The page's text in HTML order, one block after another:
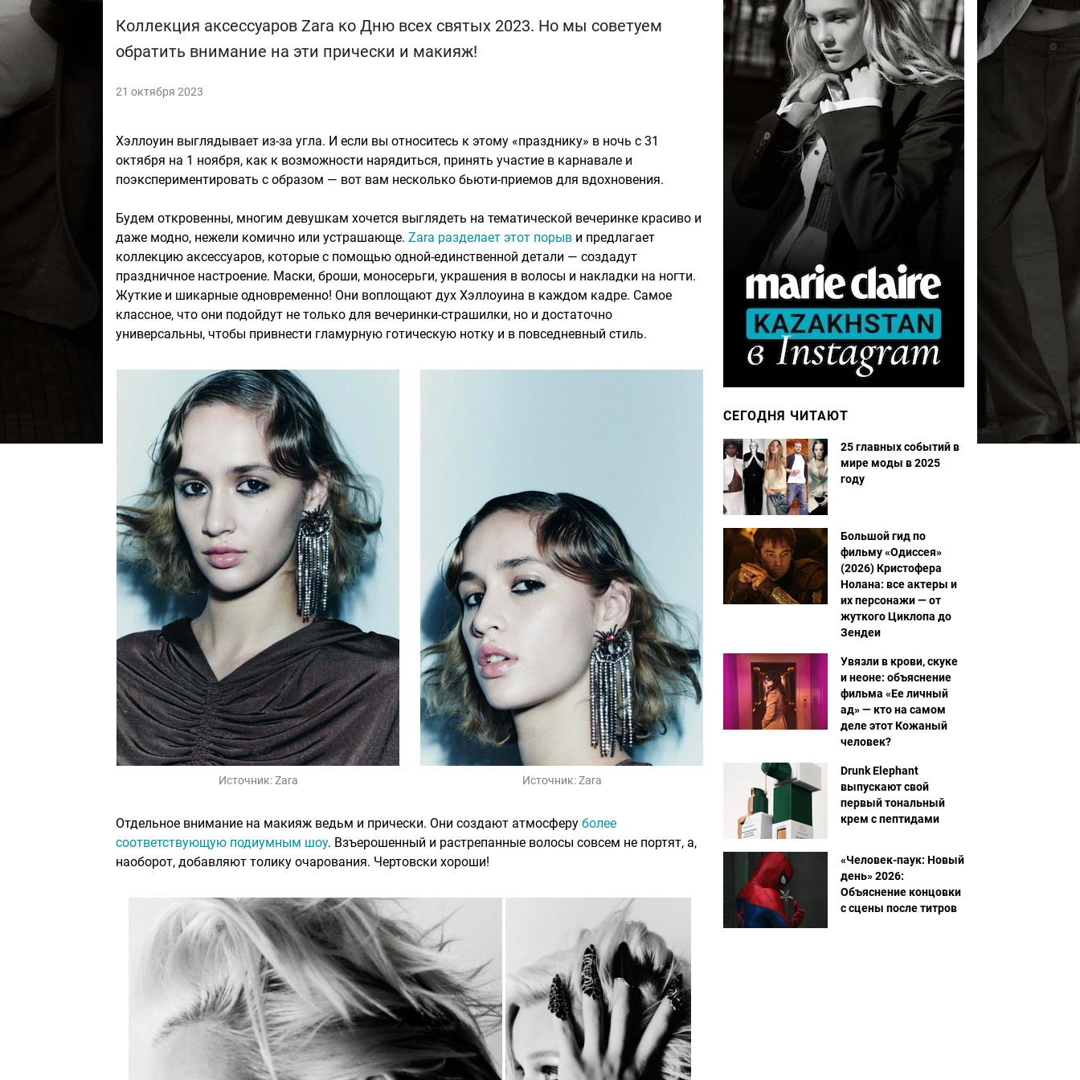
Коллекция аксессуаров Zara ко Дню всех святых 2023. Но мы советуем
обратить внимание на эти прически и макияж!
21 октября 2023
Хэллоуин выглядывает из-за угла. И если вы относитесь к этому «празднику» в ночь с 31
октября на 1 ноября, как к возможности нарядиться, принять участие в карнавале и
поэкспериментировать с образом — вот вам несколько бьюти-приемов для вдохновения.
Будем откровенны, многим девушкам хочется выглядеть на тематической вечеринке красиво и
даже модно, нежели комично или устрашающе. Zara разделает этот порыв и предлагает
коллекцию аксессуаров, которые с помощью одной-единственной детали — создадут
праздничное настроение. Маски, броши, моносерьги, украшения в волосы и накладки на ногти.
Жуткие и шикарные одновременно! Они воплощают дух Хэллоуина в каждом кадре. Самое
классное, что они подойдут не только для вечеринки-страшилки, но и достаточно
универсальны, чтобы привнести гламурную готическую нотку и в повседневный стиль.
Источник:Zara Источник:Zara
Отдельное внимание на макияж ведьм и прически. Они создают атмосферу более
соответствующую подиумным шоу. Взъерошенный и растрепанные волосы совсем не портят, а,
наоборот, добавляют толику очарования. Чертовски хороши!
СЕГОДНЯ ЧИТАЮТ
25 главных событий в
мире моды в 2025
году
Большой гид по
фильму «Одиссея»
(2026) Кристофера
Нолана: все актеры и
их персонажи — от
жуткого Циклопа до
Зендеи
Увязли в крови, скуке
и неоне: объяснение
фильма «Ее личный
ад» — кто на самом
деле этот Кожаный
человек?
Drunk Elephant
выпускают свой
первый тональный
крем с пептидами
«Человек-паук: Новый
день» 2026:
Объяснение концовки
с сцены после титров